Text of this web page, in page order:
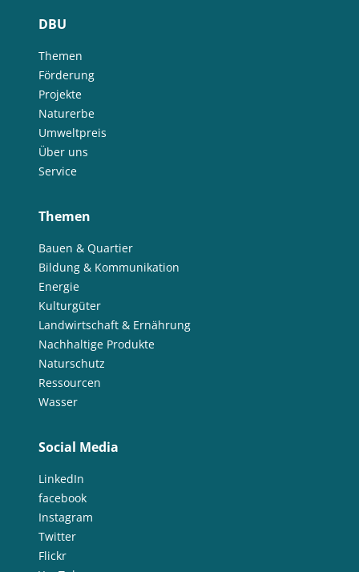
DBU
Themen
Förderung
Projekte
Naturerbe
Umweltpreis
Über uns
Service
Themen
Bauen & Quartier
Bildung & Kommunikation
Energie
Kulturgüter
Landwirtschaft & Ernährung
Nachhaltige Produkte
Naturschutz
Ressourcen
Wasser
Social Media
LinkedIn
facebook
Instagram
Twitter
Flickr